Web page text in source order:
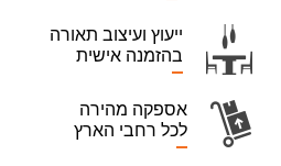
ייעוץ ועיצוב תאורה
בהזמנה אישית
אספקה מהירה
לכל רחבי הארץ